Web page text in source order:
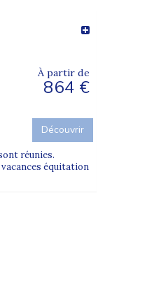
À partir de
864 €
Découvrir
réunies.
équitation